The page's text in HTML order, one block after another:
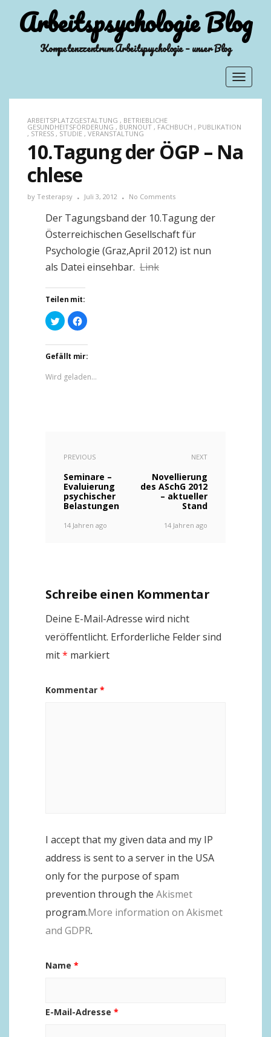
Arbeitspsychologie Blog
Kompetenzzentrum Arbeitspsychologie – unser Blog
Toggle
ARBEITSPLATZGESTALTUNG , BETRIEBLICHE
GESUNDHEITSFÖRDERUNG , BURNOUT , FACHBUCH , PUBLIKATION
, STRESS , STUDIE , VERANSTALTUNG
10.Tagung der ÖGP – Na
chlese
by Testerapsy Juli 3, 2012 No Comments
Der Tagungsband der 10.Tagung der
Österreichischen Gesellschaft für
Psychologie (Graz,April 2012) ist nun
als Datei einsehbar. Link
Teilen mit:
Klick,
um
über
zu
teilen
(Wird
neuem
Fenster
Klick,
um
zu
teilen
(Wird
neuem
Gefällt mir:
Wird geladen...
PREVIOUS
Seminare –
Evaluierung
psychischer
Belastungen
14 Jahren ago
NEXT
Novellierung
des ASchG 2012
– aktueller
Stand
14 Jahren ago
Schreibe einen Kommentar
Deine E-Mail-Adresse wird nicht
veröffentlicht. Erforderliche Felder sind
mit* markiert
Kommentar *
I accept that my given data and my IP
address is sent to a server in the USA
only for the purpose of spam
prevention through the Akismet
program.More information on Akismet
and GDPR.
Name *
E-Mail-Adresse *